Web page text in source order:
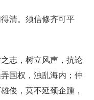
清。须信修齐可平
志，树立风声，抗论
国权，浊乱海内；仲
俊，莫不延颈企踵，